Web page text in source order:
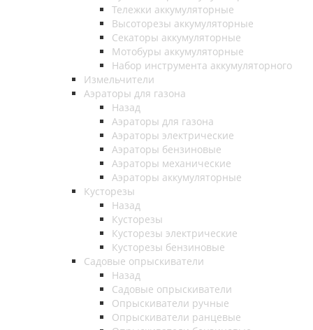
Тележки аккумуляторные
Высоторезы аккумуляторные
Секаторы аккумуляторные
Мотобуры аккумуляторные
Набор инструмента аккумуляторного
Измельчители
Аэраторы для газона
Назад
Аэраторы для газона
Аэраторы электрические
Аэраторы бензиновые
Аэраторы механические
Аэраторы аккумуляторные
Кусторезы
Назад
Кусторезы
Кусторезы электрические
Кусторезы бензиновые
Садовые опрыскиватели
Назад
Садовые опрыскиватели
Опрыскиватели ручные
Опрыскиватели ранцевые